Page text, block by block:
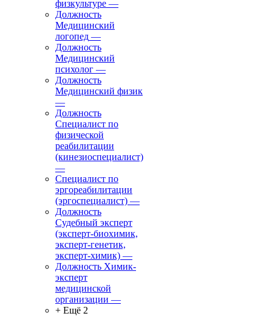
физкультуре —
Должность
Медицинский
логопед —
Должность
Медицинский
психолог —
Должность
Медицинский физик
—
Должность
Специалист по
физической
реабилитации
(кинезиоспециалист)
—
Специалист по
эргореабилитации
(эргоспециалист) —
Должность
Судебный эксперт
(эксперт-биохимик,
эксперт-генетик,
эксперт-химик) —
Должность Химик-
эксперт
медицинской
организации —
+ Ещё 2